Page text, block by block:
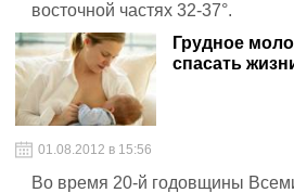
восточной частях 32-37°.
Грудное
спасать
01.08.2012 в 15:56
Во время 20-й годовщины